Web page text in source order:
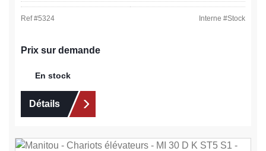
Ref #5324 Interne #Stock
Prix sur demande
En stock
Détails